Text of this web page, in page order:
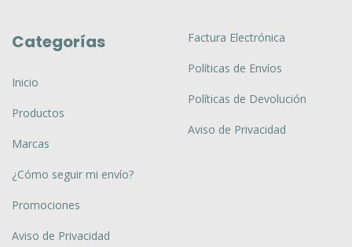
Categorías
Inicio
Productos
Marcas
¿Cómo seguir mi envío?
Promociones
Aviso de Privacidad
Factura Electrónica
Políticas de Envíos
Políticas de Devolución
Aviso de Privacidad